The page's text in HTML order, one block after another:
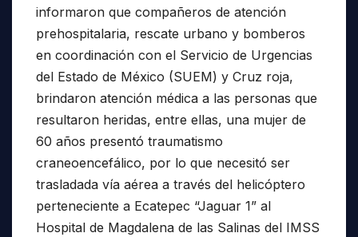
informaron que compañeros de atención
prehospitalaria, rescate urbano y bomberos
en coordinación con el Servicio de Urgencias
del Estado de México (SUEM) y Cruz roja,
brindaron atención médica a las personas que
resultaron heridas, entre ellas, una mujer de
60 años presentó traumatismo
craneoencefálico, por lo que necesitó ser
trasladada vía aérea a través del helicóptero
perteneciente a Ecatepec “Jaguar 1” al
Hospital de Magdalena de las Salinas del IMSS